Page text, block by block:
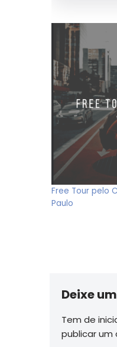
Free Tour pelo
Paulo
Deixe
Tem de
publicar um